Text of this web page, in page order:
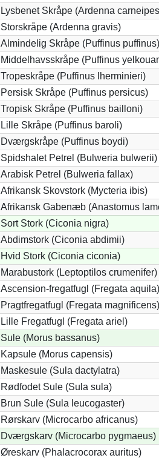
Lysbenet Skråpe (Ardenna
Storskråpe (Ardenna gravis)
Almindelig Skråpe (Puffinus puffinus)
Middelhavsskråpe (Puffinus
Tropeskråpe (Puffinus lherminieri)
Persisk Skråpe (Puffinus persicus)
Tropisk Skråpe (Puffinus bailloni)
Lille Skråpe (Puffinus baroli)
Dværgskråpe (Puffinus boydi)
Spidshalet Petrel (Bulweria bulwerii)
Arabisk Petrel (Bulweria fallax)
Afrikansk Skovstork (Mycteria ibis)
Afrikansk Gabenæb (Anastomus
Sort Stork (Ciconia nigra)
Abdimstork (Ciconia abdimii)
Hvid Stork (Ciconia ciconia)
Marabustork (Leptoptilos crumenifer)
Ascension-fregatfugl (Fregata aquila)
Pragtfregatfugl (Fregata magnificens)
Lille Fregatfugl (Fregata ariel)
Sule (Morus bassanus)
Kapsule (Morus capensis)
Maskesule (Sula dactylatra)
Rødfodet Sule (Sula sula)
Brun Sule (Sula leucogaster)
Rørskarv (Microcarbo africanus)
Dværgskarv (Microcarbo pygmaeus)
Øreskarv (Phalacrocorax auritus)